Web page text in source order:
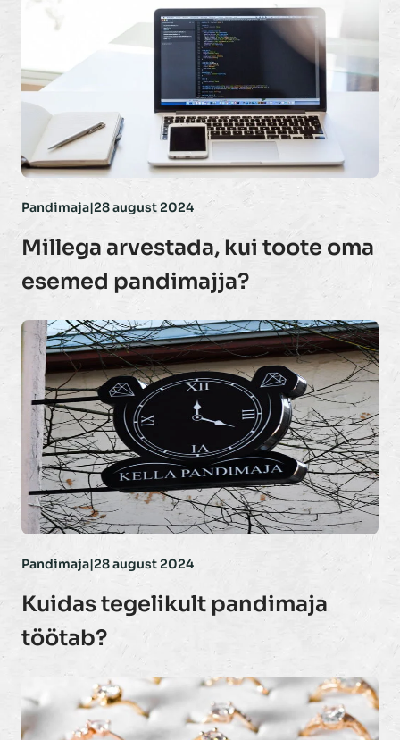
Pandimaja|28 august 2024
Millega arvestada, kui toote oma
esemed pandimajja?
Pandimaja|28 august 2024
Kuidas tegelikult pandimaja
töötab?